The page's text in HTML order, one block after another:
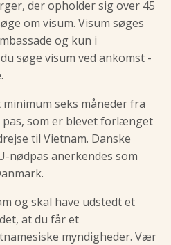
der opholder sig over 45
om visum. Visum søges
og kun i
søge visum ved ankomst -
seks måneder fra
pas, som er blevet forlænget
til Vietnam. Danske
nødpas anerkendes som
og skal have udstedt et
at du får et
myndigheder. Vær